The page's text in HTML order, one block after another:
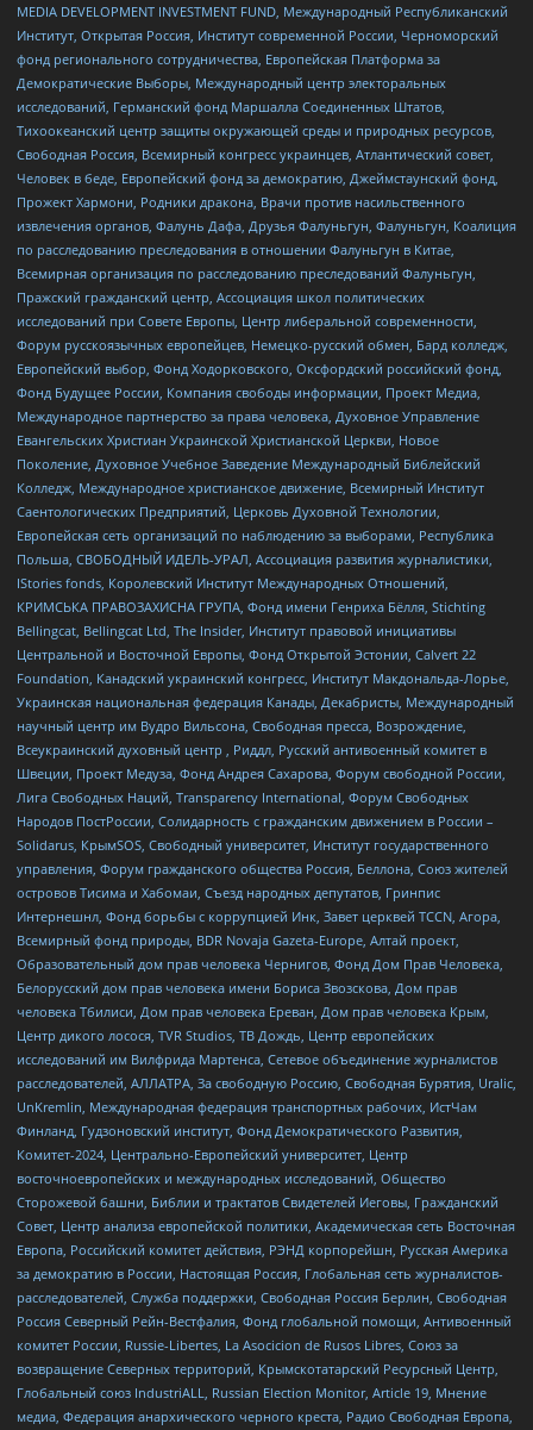
MEDIA DEVELOPMENT INVESTMENT FUND, Международный Республиканский
Институт, Открытая Россия, Институт современной России, Черноморский
фонд регионального сотрудничества, Европейская Платформа за
Демократические Выборы, Международный центр электоральных
исследований, Германский фонд Маршалла Соединенных Штатов,
Тихоокеанский центр защиты окружающей среды и природных ресурсов,
Свободная Россия, Всемирный конгресс украинцев, Атлантический совет,
Человек в беде, Европейский фонд за демократию, Джеймстаунский фонд,
Прожект Хармони, Родники дракона, Врачи против насильственного
извлечения органов, Фалунь Дафа, Друзья Фалуньгун, Фалуньгун, Коалиция
по расследованию преследования в отношении Фалуньгун в Китае,
Всемирная организация по расследованию преследований Фалуньгун,
Пражский гражданский центр, Ассоциация школ политических
исследований при Совете Европы, Центр либеральной современности,
Форум русскоязычных европейцев, Немецко-русский обмен, Бард колледж,
Европейский выбор, Фонд Ходорковского, Оксфордский российский фонд,
Фонд Будущее России, Компания свободы информации, Проект Медиа,
Международное партнерство за права человека, Духовное Управление
Евангельских Христиан Украинской Христианской Церкви, Новое
Поколение, Духовное Учебное Заведение Международный Библейский
Колледж, Международное христианское движение, Всемирный Институт
Саентологических Предприятий, Церковь Духовной Технологии,
Европейская сеть организаций по наблюдению за выборами, Республика
Польша, СВОБОДНЫЙ ИДЕЛЬ-УРАЛ, Ассоциация развития журналистики,
IStories fonds, Королевский Институт Международных Отношений,
КРИМСЬКА ПРАВОЗАХИСНА ГРУПА, Фонд имени Генриха Бёлля, Stichting
Bellingcat, Bellingcat Ltd, The Insider, Институт правовой инициативы
Центральной и Восточной Европы, Фонд Открытой Эстонии, Calvert 22
Foundation, Канадский украинский конгресс, Институт Макдональда-Лорье,
Украинская национальная федерация Канады, Декабристы, Международный
научный центр им Вудро Вильсона, Свободная пресса, Возрождение,
Всеукраинский духовный центр , Риддл, Русский антивоенный комитет в
Швеции, Проект Медуза, Фонд Андрея Сахарова, Форум свободной России,
Лига Свободных Наций, Transparеncy International, Форум Свободных
Народов ПостРоссии, Солидарность с гражданским движением в России –
Solidarus, КрымSOS, Свободный университет, Институт государственного
управления, Форум гражданского общества Россия, Беллона, Союз жителей
островов Тисима и Хабомаи, Съезд народных депутатов, Гринпис
Интернешнл, Фонд борьбы с коррупцией Инк, Завет церквей TCCN, Агора,
Всемирный фонд природы, BDR Novaja Gazeta-Europe, Алтай проект,
Образовательный дом прав человека Чернигов, Фонд Дом Прав Человека,
Белорусский дом прав человека имени Бориса Звозскова, Дом прав
человека Тбилиси, Дом прав человека Ереван, Дом прав человека Крым,
Центр дикого лосося, TVR Studios, ТВ Дождь, Центр европейских
исследований им Вилфрида Мартенса, Сетевое объединение журналистов
расследователей, АЛЛАТРА, За свободную Россию, Свободная Бурятия, Uralic,
UnKremlin, Международная федерация транспортных рабочих, ИстЧам
Финланд, Гудзоновский институт, Фонд Демократического Развития,
Комитет-2024, Центрально-Европейский университет, Центр
восточноевропейских и международных исследований, Общество
Сторожевой башни, Библии и трактатов Свидетелей Иеговы, Гражданский
Совет, Центр анализа европейской политики, Академическая сеть Восточная
Европа, Российский комитет действия, РЭНД корпорейшн, Русская Америка
за демократию в России, Настоящая Россия, Глобальная сеть журналистов-
расследователей, Служба поддержки, Свободная Россия Берлин, Свободная
Россия Северный Рейн-Вестфалия, Фонд глобальной помощи, Антивоенный
комитет России, Russie-Libertes, La Asocicion de Rusos Libres, Союз за
возвращение Северных территорий, Крымскотатарский Ресурсный Центр,
Глобальный союз IndustriALL, Russian Election Monitor, Article 19, Мнение
медиа, Федерация анархического черного креста, Радио Свободная Европа,